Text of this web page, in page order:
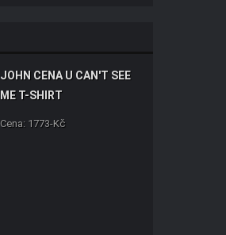
JOHN CENA U CAN'T SEE
ME T-SHIRT
Cena: 1773-Kč